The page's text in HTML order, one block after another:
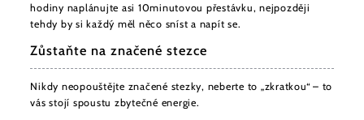
hodiny naplánujte asi 10minutovou přestávku, nejpozději
tehdy by si každý měl něco sníst a napít se.
Zůstaňte na značené stezce
Nikdy neopouštějte značené stezky, neberte to „zkratkou“ – to
vás stojí spoustu zbytečné energie.